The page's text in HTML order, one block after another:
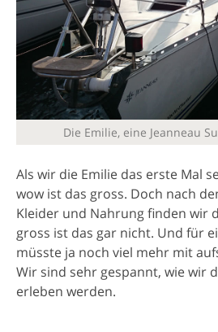
Die Emilie, eine Jeanneau
Als wir die Emilie das erste Mal
wow ist das gross. Doch nach
Kleider und Nahrung finden wir
gross ist das gar nicht. Und für
müsste ja noch viel mehr mit
Wir sind sehr gespannt, wie wir
erleben werden.